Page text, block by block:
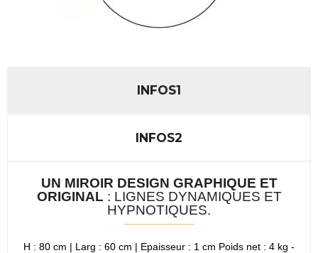
INFOS1
INFOS2
UN MIROIR DESIGN GRAPHIQUE ET
ORIGINAL : LIGNES DYNAMIQUES ET
HYPNOTIQUES.
H : 80 cm | Larg : 60 cm | Epaisseur : 1 cm Poids net : 4 kg -